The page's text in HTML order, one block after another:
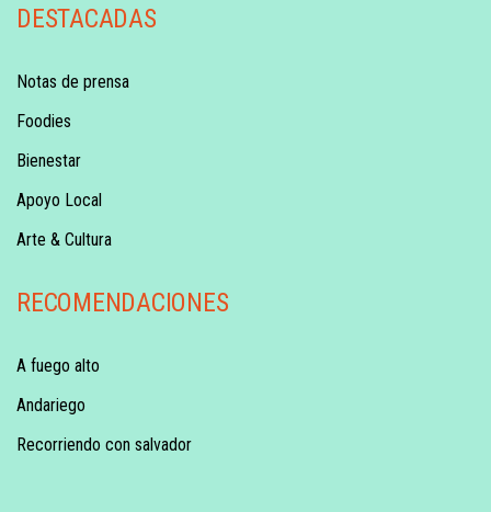
DESTACADAS
Notas de prensa
Foodies
Bienestar
Apoyo Local
Arte & Cultura
RECOMENDACIONES
A fuego alto
Andariego
Recorriendo con salvador